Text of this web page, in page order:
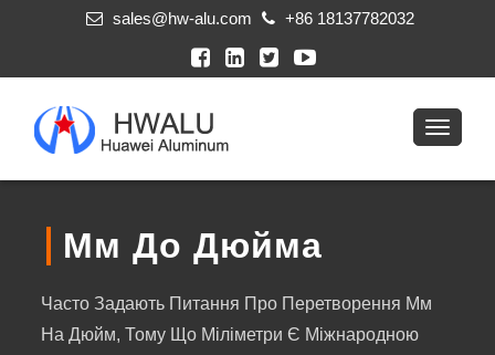
sales@hw-alu.com +86 18137782032
Мм До Дюйма
Часто Задають Питання Про Перетворення Мм
На Дюйм, Тому Що Міліметри Є Міжнародною